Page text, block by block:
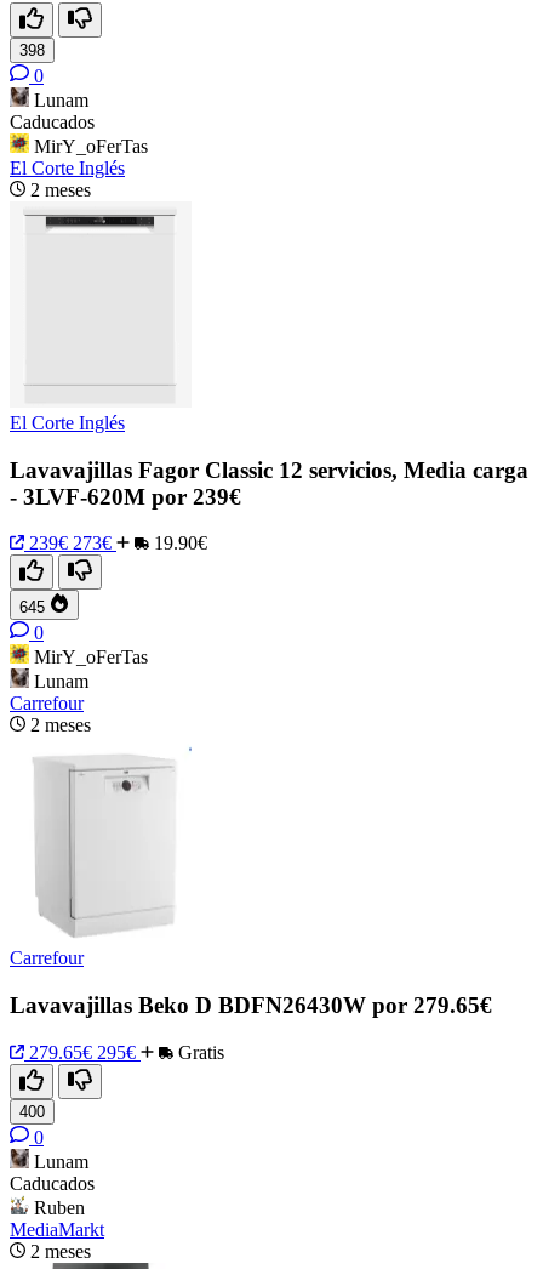
398
0
Lunam
Caducados
MirY_oFerTas
El Corte Inglés
2 meses
El Corte Inglés
Lavavajillas Fagor Classic 12 servicios, Media carga
- 3LVF-620M por 239€
239€ 273€ 19.90€
645
0
MirY_oFerTas
Lunam
Carrefour
2 meses
Carrefour
Lavavajillas Beko D BDFN26430W por 279.65€
279.65€ 295€ Gratis
400
0
Lunam
Caducados
Ruben
MediaMarkt
2 meses